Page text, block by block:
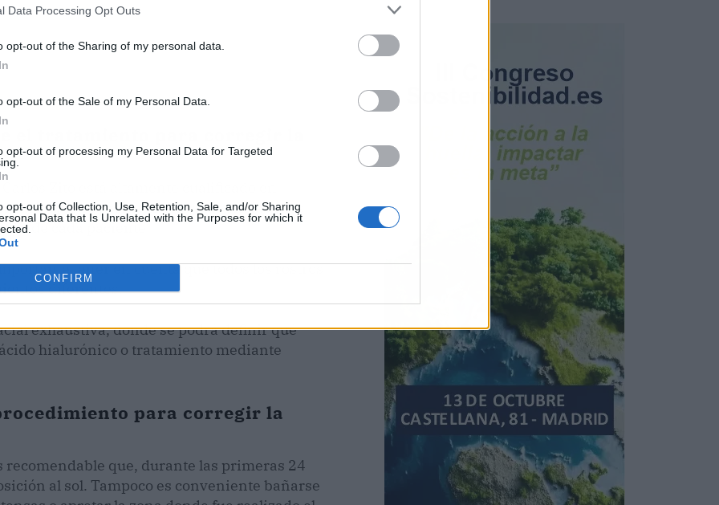
Data Processing Opt Outs
opt-out of the Sharing of my personal data.
opt-out of the Sale of my Personal Data.
opt-out of processing my Personal Data for Targeted
opt-out of Collection, Use, Retention, Sale, and/or Sharing
Data that Is Unrelated with the Purposes for which it
CONFIRM
el tratamiento para corregir la
Zito está altamente cualificado en
que se presenta entre las encías y los
de cada paciente.
tener en cuenta que todos los rostros
diferentes.
exhaustiva, donde se podrá definir qué
hialurónico o tratamiento mediante
para corregir la
recomendable que, durante las primeras 24
al sol. Tampoco es conveniente bañarse